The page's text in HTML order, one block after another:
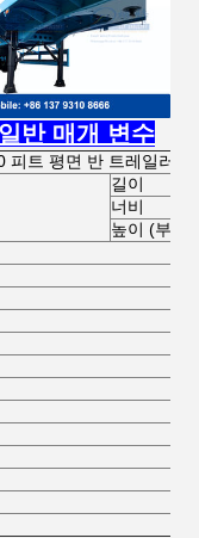
반 매개 변수
피트 평면 반 트레일러
길이
너비
높이 (부하)